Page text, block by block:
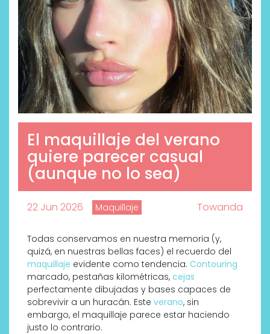
El maquillaje del verano
quiere parecer casual
(aunque no lo sea)
22 Jun 2026 Maquillaje Towanda
Todas conservamos en nuestra memoria (y,
quizá, en nuestras bellas faces) el recuerdo del
maquillaje evidente como tendencia. Contouring
marcado, pestañas kilométricas, cejas
perfectamente dibujadas y bases capaces de
sobrevivir a un huracán. Este verano, sin
embargo, el maquillaje parece estar haciendo
justo lo contrario.